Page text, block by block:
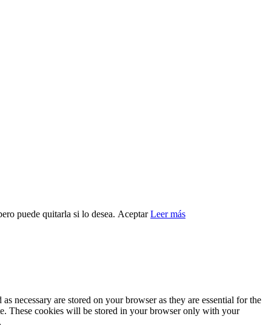
puede quitarla si lo desea. Aceptar Leer más
necessary are stored on your browser as they are essential for the
These cookies will be stored in your browser only with your